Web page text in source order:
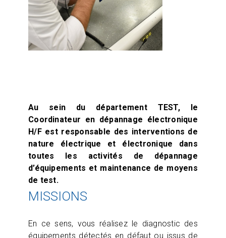
Au sein du département TEST, le
Coordinateur en dépannage électronique
H/F est responsable des interventions de
nature électrique et électronique dans
toutes les activités de dépannage
d’équipements et maintenance de moyens
de test.
MISSIONS
En ce sens, vous réalisez le diagnostic des
équipements détectés en défaut ou issus de